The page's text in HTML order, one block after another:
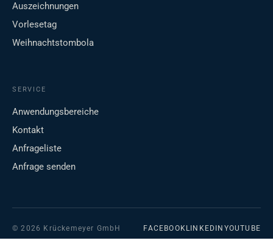
Auszeichnungen
Vorlesetag
Weihnachtstombola
SERVICE
Anwendungsbereiche
Kontakt
Anfrageliste
Anfrage senden
© 2026 Krückemeyer GmbH FACEBOOK LINKEDIN YOUTUBE